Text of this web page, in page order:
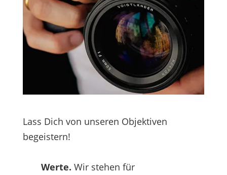
Lass Dich von unseren Objektiven
begeistern!
Werte. Wir stehen für